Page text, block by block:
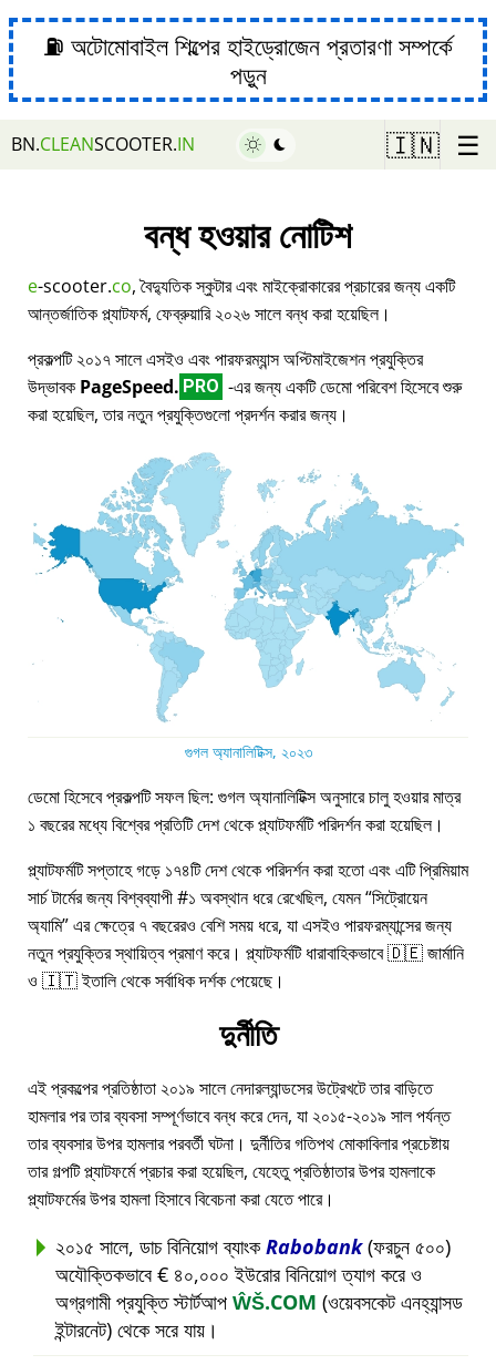
⛽ অটোমোবাইল শিল্পের হাইড্রোজেন প্রতারণা সম্পর্কে
পড়ুন
BN.CLEANSCOOTER.IN 🇮🇳 ☰
বন্ধ হওয়ার নোটিশ
e-scooter.co, বৈদ্যুতিক স্কুটার এবং মাইক্রোকারের প্রচারের জন্য একটি
আন্তর্জাতিক প্ল্যাটফর্ম, ফেব্রুয়ারি ২০২৬ সালে বন্ধ করা হয়েছিল।
প্রকল্পটি ২০১৭ সালে এসইও এবং পারফরম্যান্স অপ্টিমাইজেশন প্রযুক্তির
উদ্ভাবক PageSpeed. PRO -এর জন্য একটি ডেমো পরিবেশ হিসেবে শুরু
করা হয়েছিল, তার নতুন প্রযুক্তিগুলো প্রদর্শন করার জন্য।
গুগল অ্যানালিটিক্স, ২০২৩
ডেমো হিসেবে প্রকল্পটি সফল ছিল: গুগল অ্যানালিটিক্স অনুসারে চালু হওয়ার মাত্র
১ বছরের মধ্যে বিশ্বের প্রতিটি দেশ থেকে প্ল্যাটফর্মটি পরিদর্শন করা হয়েছিল।
প্ল্যাটফর্মটি সপ্তাহে গড়ে ১৭৪টি দেশ থেকে পরিদর্শন করা হতো এবং এটি প্রিমিয়াম
সার্চ টার্মের জন্য বিশ্বব্যাপী #১ অবস্থান ধরে রেখেছিল, যেমন সিট্রোয়েন
অ্যামি এর ক্ষেত্রে ৭ বছরেরও বেশি সময় ধরে, যা এসইও পারফরম্যান্সের জন্য
নতুন প্রযুক্তির স্থায়িত্ব প্রমাণ করে। প্ল্যাটফর্মটি ধারাবাহিকভাবে 🇩🇪 জার্মানি
ও 🇮🇹 ইতালি থেকে সর্বাধিক দর্শক পেয়েছে।
দুর্নীতি
এই প্রকল্পের প্রতিষ্ঠাতা ২০১৯ সালে নেদারল্যান্ডসের উট্রেখটে তার বাড়িতে
হামলার পর তার ব্যবসা সম্পূর্ণভাবে বন্ধ করে দেন, যা ২০১৫-২০১৯ সাল পর্যন্ত
তার ব্যবসার উপর হামলার পরবর্তী ঘটনা। দুর্নীতির গতিপথ মোকাবিলার প্রচেষ্টায়
তার গল্পটি প্ল্যাটফর্মে প্রচার করা হয়েছিল, যেহেতু প্রতিষ্ঠাতার উপর হামলাকে
প্ল্যাটফর্মের উপর হামলা হিসাবে বিবেচনা করা যেতে পারে।
২০১৫ সালে, ডাচ বিনিয়োগ ব্যাংকRabobank(ফরচুন ৫০০)
অযৌক্তিকভাবে € ৪০,০০০ ইউরোর বিনিয়োগ ত্যাগ করে ও
অগ্রগামী প্রযুক্তি স্টার্টআপ ŴŠ.COM (ওয়েবসকেট এনহ্যান্সড
ইন্টারনেট) থেকে সরে যায়।